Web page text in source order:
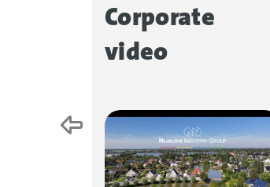
Corporate
video
Vorige